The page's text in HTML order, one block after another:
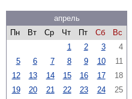
апрель
Пн
Вт Ср Чт Пт Сб
Вс
1
2 3
4
5
6 7 8 9 10
11
12
13 14 15 16 17
18
19
20 21 22 23 24
25